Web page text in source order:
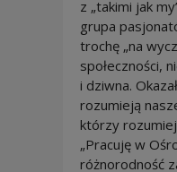
z „takimi jak
grupa
trochę „na
społeczności,
i dziwna.
rozumieją
którzy
„Pracuję w
różnorodność